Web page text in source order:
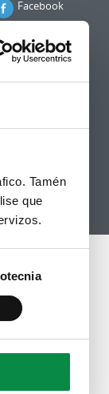
Tamén
que
Facebook
Telegram
Instagram